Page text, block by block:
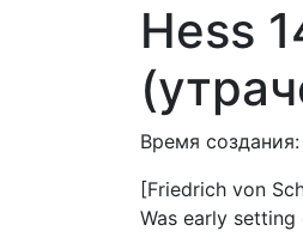
Hess
Время
[Friedrich von
Was early setting